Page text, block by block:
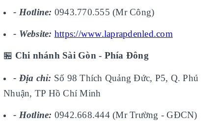
- Hotline: 0943.770.555 (Mr Công)
- Website: https://www.laprapdenled.com
🏪 Chi nhánh Sài Gòn - Phía Đông
- Địa chỉ: Số 98 Thích Quảng Đức, P5, Q. Phú
Nhuận, TP Hồ Chí Minh
- Hotline: 0942.668.444 (Mr Trường - GĐCN)